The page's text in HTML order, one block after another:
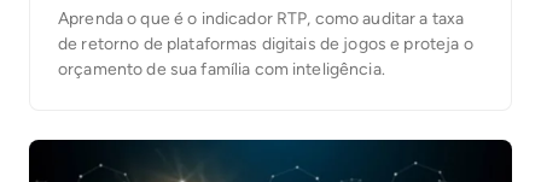
Aprenda o que é o indicador RTP, como auditar a taxa
de retorno de plataformas digitais de jogos e proteja o
orçamento de sua família com inteligência.